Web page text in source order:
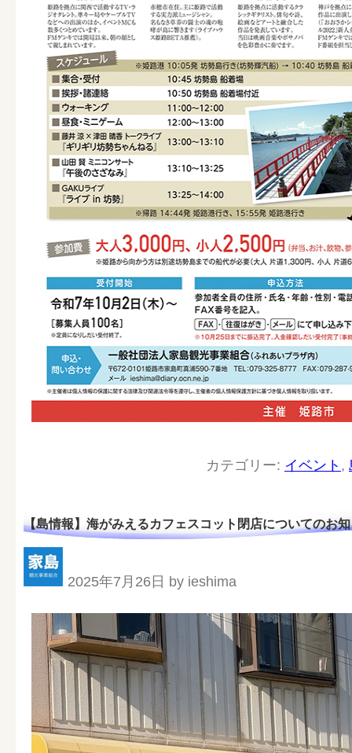
カテゴリー: イベント ,
【島情報】海がみえるカフェスコット閉店についてのお
2025年7月26日 by ieshima